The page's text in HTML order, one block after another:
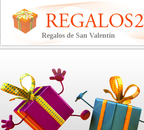
Regalos de San Valentín